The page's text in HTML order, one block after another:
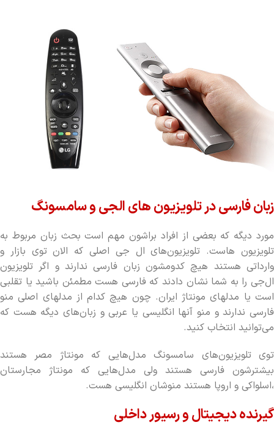
زبان فارسی در تلویزیون های الجی و سامسونگ
مورد دیگه که بعضی از افراد براشون مهم است بحث زبان مربوط به
تلویزیون هاست. تلویزیون‌های ال جی اصلی که الان توی بازار و
وارداتی هستند هیچ کدومشون زبان فارسی ندارند و اگر تلویزیون
ال‌جی را به شما نشان دادند که فارسی هست مطمئن باشید یا تقلبی
است یا مدلهای مونتاژ ایران. چون هیچ کدام از مدلهای اصلی منو
فارسی ندارند و منو آنها انگلیسی یا عربی و زبان‌های دیگه هست که
می‌توانید انتخاب کنید.
توی تلویزیون‌های سامسونگ مدل‌هایی که مونتاژ مصر هستند
بیشترشون فارسی هستند ولی مدل‌هایی که مونتاژ مجارستان
،اسلواکی و اروپا هستند منوشان انگلیسی هست.
گیرنده دیجیتال و رسیور داخلی